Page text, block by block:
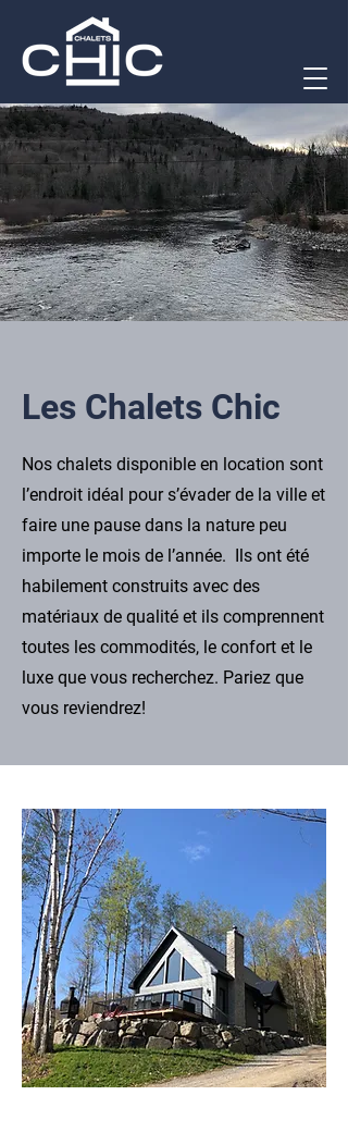
Les Chalets Chic
Nos chalets disponible en location sont
l’endroit idéal pour s’évader de la ville et
faire une pause dans la nature peu
importe le mois de l’année. Ils ont été
habilement construits avec des
matériaux de qualité et ils comprennent
toutes les commodités, le confort et le
luxe que vous recherchez. Pariez que
vous reviendrez!